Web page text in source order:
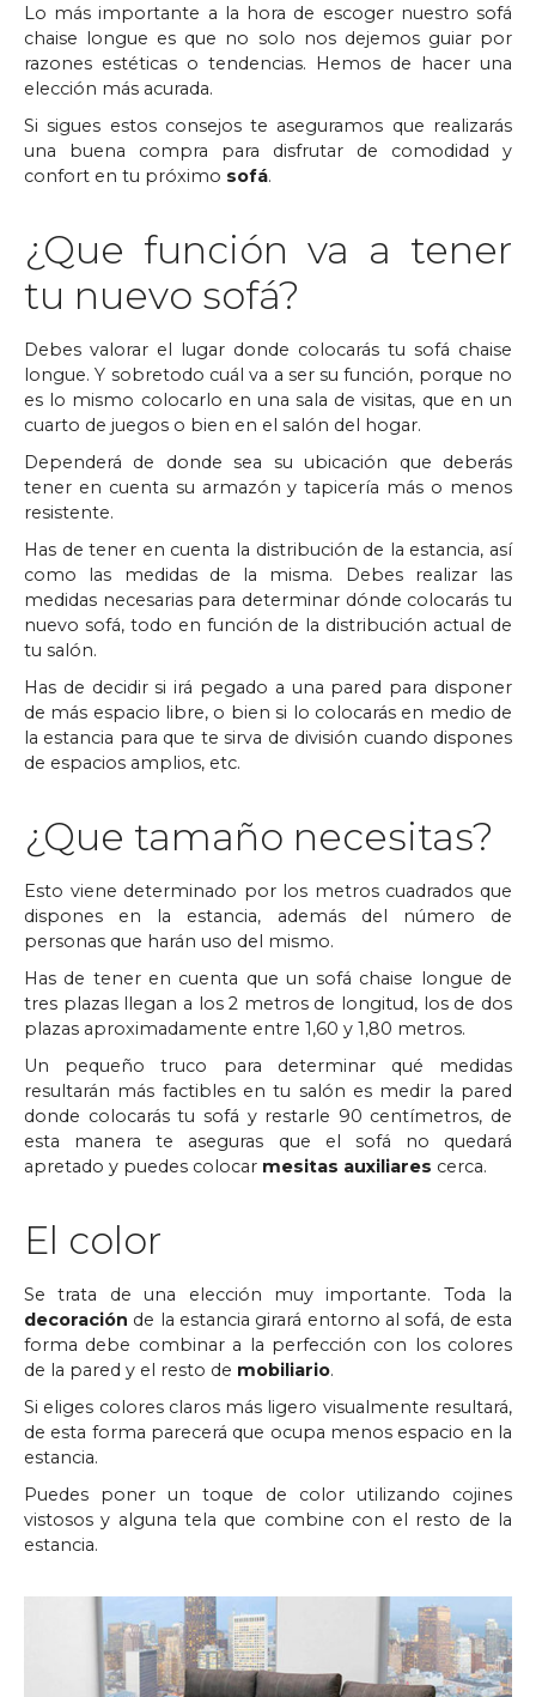
Lo más importante a la hora de escoger nuestro sofá
chaise longue es que no solo nos dejemos guiar por
razones estéticas o tendencias. Hemos de hacer una
elección más acurada.
Si sigues estos consejos te aseguramos que realizarás
una buena compra para disfrutar de comodidad y
confort en tu próximo sofá.
¿Que función va a tener
tu nuevo sofá?
Debes valorar el lugar donde colocarás tu sofá chaise
longue. Y sobretodo cuál va a ser su función, porque no
es lo mismo colocarlo en una sala de visitas, que en un
cuarto de juegos o bien en el salón del hogar.
Dependerá de donde sea su ubicación que deberás
tener en cuenta su armazón y tapicería más o menos
resistente.
Has de tener en cuenta la distribución de la estancia, así
como las medidas de la misma. Debes realizar las
medidas necesarias para determinar dónde colocarás tu
nuevo sofá, todo en función de la distribución actual de
tu salón.
Has de decidir si irá pegado a una pared para disponer
de más espacio libre, o bien si lo colocarás en medio de
la estancia para que te sirva de división cuando dispones
de espacios amplios, etc.
¿Que tamaño necesitas?
Esto viene determinado por los metros cuadrados que
dispones en la estancia, además del número de
personas que harán uso del mismo.
Has de tener en cuenta que un sofá chaise longue de
tres plazas llegan a los 2 metros de longitud, los de dos
plazas aproximadamente entre 1,60 y 1,80 metros.
Un pequeño truco para determinar qué medidas
resultarán más factibles en tu salón es medir la pared
donde colocarás tu sofá y restarle 90 centímetros, de
esta manera te aseguras que el sofá no quedará
apretado y puedes colocar mesitas auxiliares cerca.
El color
Se trata de una elección muy importante. Toda la
decoración de la estancia girará entorno al sofá, de esta
forma debe combinar a la perfección con los colores
de la pared y el resto de mobiliario.
Si eliges colores claros más ligero visualmente resultará,
de esta forma parecerá que ocupa menos espacio en la
estancia.
Puedes poner un toque de color utilizando cojines
vistosos y alguna tela que combine con el resto de la
estancia.